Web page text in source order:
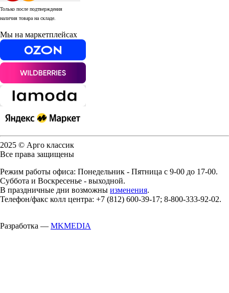
Только после подтверждения
наличия товара на складе.
Мы на маркетплейсах
2025 © Арго классик
Все права защищены
Режим работы офиса: Понедельник - Пятница с 9-00 до 17-00.
Суббота и Воскресенье - выходной.
В праздничные дни возможны изменения.
Телефон/факс колл центра: +7 (812) 600-39-17; 8-800-333-92-02.
Разработка — MKMEDIA